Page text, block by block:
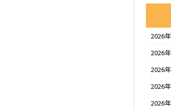
2026
2026
2026
2026
2026